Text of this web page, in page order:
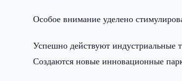
Особое внимание уделено
Успешно действуют индустриальные
Создаются новые инновационные